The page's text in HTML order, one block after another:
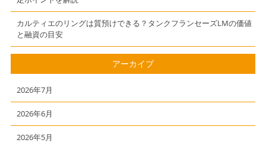
カルティエのリングは質預けできる？タンクフランセーズLMの価値
と融資の目安
アーカイブ
2026年7月
2026年6月
2026年5月